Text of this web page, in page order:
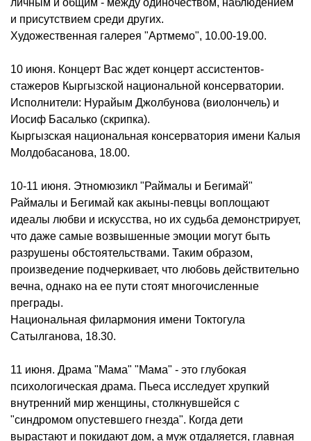
личным и общим - между одиночеством, наблюдением
и присутствием среди других.
Художественная галерея "Артмемо", 10.00-19.00.
10 июня. Концерт Вас ждет концерт ассистентов-
стажеров Кыргызской национальной консерватории.
Исполнители: Нурайым Джолбунова (виолончель) и
Иосиф Басалько (скрипка).
Кыргызская национальная консерватория имени Калыя
Молдобасанова, 18.00.
10-11 июня. Этномюзикл "Раймалы и Бегимай"
Раймалы и Бегимай как акыны-певцы воплощают
идеалы любви и искусства, но их судьба демонстрирует,
что даже самые возвышенные эмоции могут быть
разрушены обстоятельствами. Таким образом,
произведение подчеркивает, что любовь действительно
вечна, однако на ее пути стоят многочисленные
преграды.
Национальная филармония имени Токтогула
Сатылганова, 18.30.
11 июня. Драма "Мама" "Мама" - это глубокая
психологическая драма. Пьеса исследует хрупкий
внутренний мир женщины, столкнувшейся с
"синдромом опустевшего гнезда". Когда дети
вырастают и покидают дом, а муж отдаляется, главная